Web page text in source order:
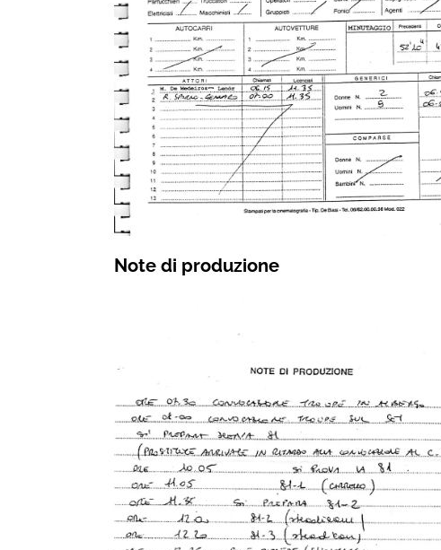
Note di produzione